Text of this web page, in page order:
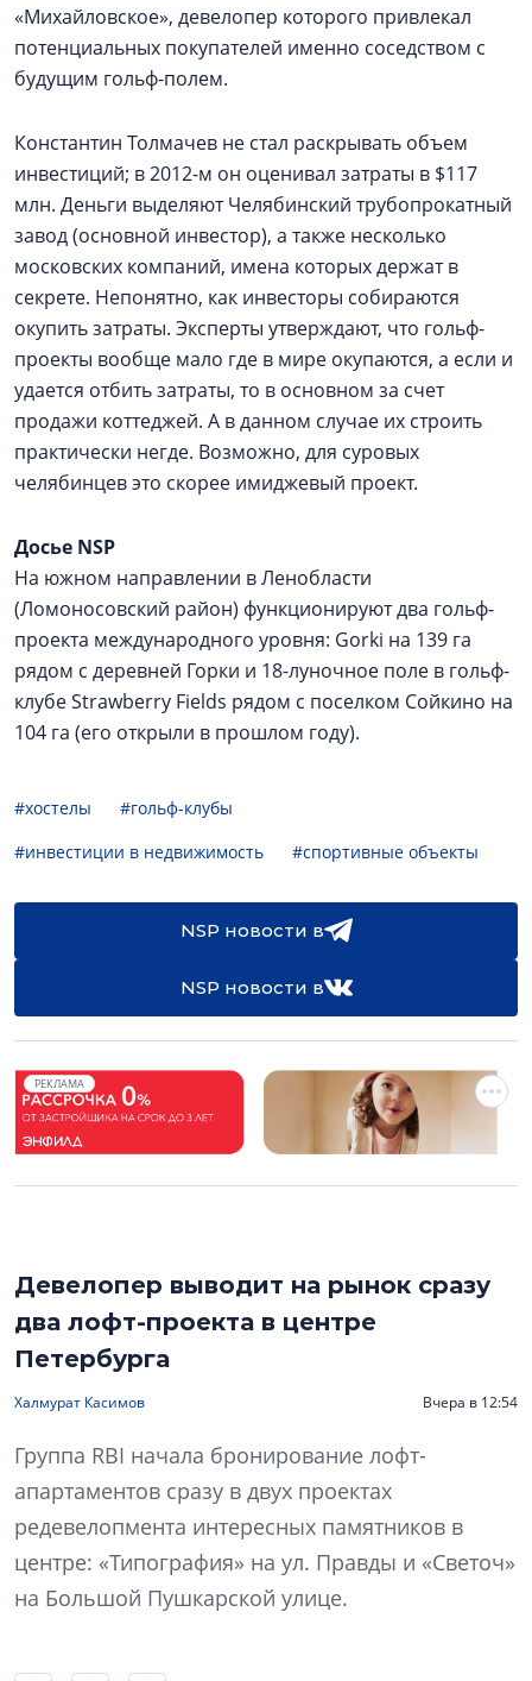
«Михайловское», девелопер которого привлекал
потенциальных покупателей именно соседством с
будущим гольф-полем.
Константин Толмачев не стал раскрывать объем
инвестиций; в 2012-м он оценивал затраты в $117
млн. Деньги выделяют Челябинский трубопрокатный
завод (основной инвестор), а также несколько
московских компаний, имена которых держат в
секрете. Непонятно, как инвесторы собираются
окупить затраты. Эксперты утверждают, что гольф-
проекты вообще мало где в мире окупаются, а если и
удается отбить затраты, то в основном за счет
продажи коттеджей. А в данном случае их строить
практически негде. Возможно, для суровых
челябинцев это скорее имиджевый проект.
Досье NSP
На южном направлении в Ленобласти
(Ломоносовский район) функционируют два гольф-
проекта международного уровня: Gorki на 139 га
рядом с деревней Горки и 18-луночное поле в гольф-
клубе Strawberry Fields рядом с поселком Сойкино на
104 га (его открыли в прошлом году).
#хостелы
#гольф-клубы
#инвестиции в недвижимость
#спортивные объекты
NSP новости в
NSP новости в
РЕКЛАМА
Девелопер выводит на рынок сразу
два лофт-проекта в центре
Петербурга
Халмурат Касимов Вчера в 12:54
Группа RBI начала бронирование лофт-
апартаментов сразу в двух проектах
редевелопмента интересных памятников в
центре: «Типография» на ул. Правды и «Светоч»
на Большой Пушкарской улице.